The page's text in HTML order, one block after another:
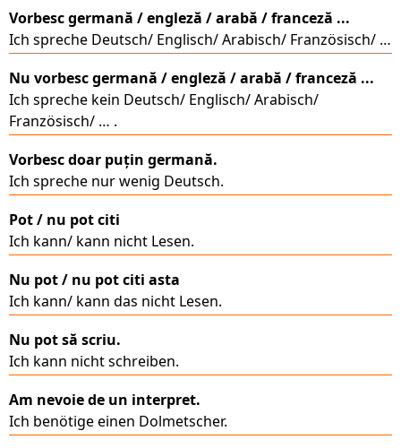
Vorbesc germană / engleză / arabă / franceză ...
Ich spreche Deutsch/ Englisch/ Arabisch/ Französisch/ …
Nu vorbesc germană / engleză / arabă / franceză ...
Ich spreche kein Deutsch/ Englisch/ Arabisch/
Französisch/ … .
Vorbesc doar puțin germană.
Ich spreche nur wenig Deutsch.
Pot / nu pot citi
Ich kann/ kann nicht Lesen.
Nu pot / nu pot citi asta
Ich kann/ kann das nicht Lesen.
Nu pot să scriu.
Ich kann nicht schreiben.
Am nevoie de un interpret.
Ich benötige einen Dolmetscher.